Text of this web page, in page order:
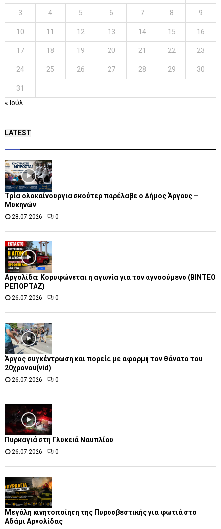
3 4 5 6 7 8 9
10 11 12 13 14 15 16
17 18 19 20 21 22 23
24 25 26 27 28 29 30
31
« Ιούλ
LATEST
Τρία ολοκαίνουργια σκούτερ παρέλαβε o Δήμος Άργους –
Μυκηνών
28.07.2026 0
Αργολίδα: Κορυφώνεται η αγωνία για τον αγνοούμενο (ΒΙΝΤΕΟ
ΡΕΠΟΡΤΑΖ)
26.07.2026 0
Άργος συγκέντρωση και πορεία με αφορμή τον θάνατο του
20χρονου(vid)
26.07.2026 0
Πυρκαγιά στη Γλυκειά Ναυπλίου
26.07.2026 0
Μεγάλη κινητοποίηση της Πυροσβεστικής για φωτιά στο
Αδάμι Αργολίδας